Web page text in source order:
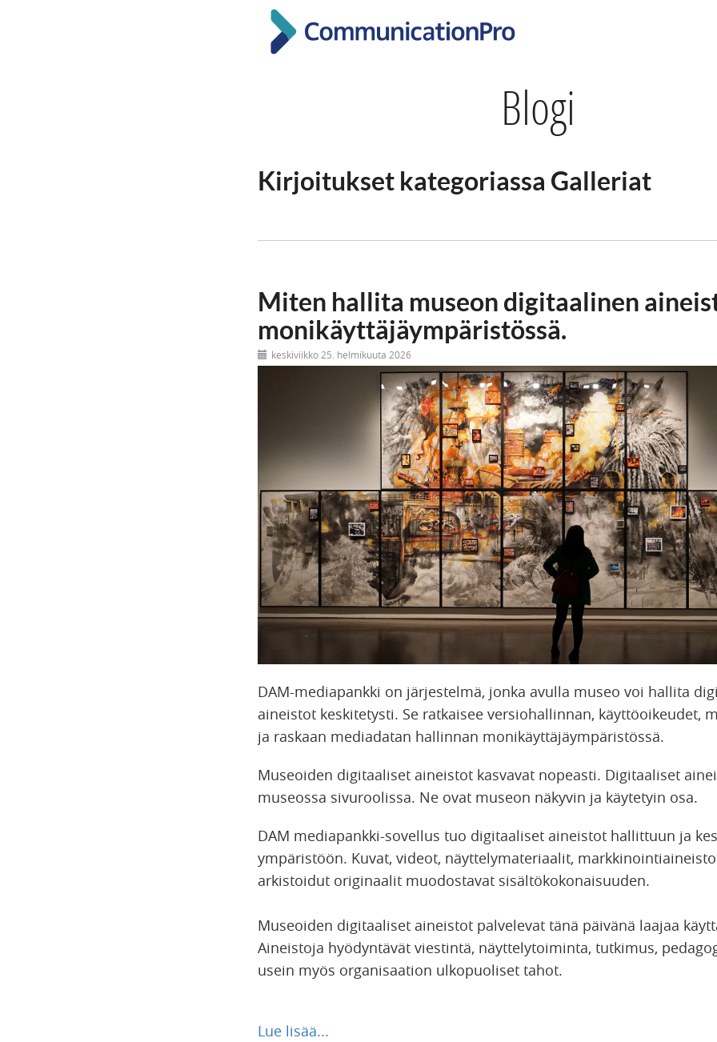
Blogi
Kirjoitukset kategoriassa Galleriat
Miten hallita museon digitaalinen
monikäyttäjäympäristössä.
keskiviikko 25. helmikuuta 2026
DAM-mediapankki on järjestelmä, jonka avulla museo voi hallita
aineistot keskitetysti. Se ratkaisee versiohallinnan, käyttöoikeudet,
ja raskaan mediadatan hallinnan monikäyttäjäympäristössä.
Museoiden digitaaliset aineistot kasvavat nopeasti. Digitaaliset
museossa sivuroolissa. Ne ovat museon näkyvin ja käytetyin osa.
DAM mediapankki-sovellus tuo digitaaliset aineistot hallittuun ja
ympäristöön. Kuvat, videot, näyttelymateriaalit,
arkistoidut originaalit muodostavat sisältökokonaisuuden.
Museoiden digitaaliset aineistot palvelevat tänä päivänä laajaa
Aineistoja hyödyntävät viestintä, näyttelytoiminta, tutkimus,
usein myös organisaation ulkopuoliset tahot.
Lue lisää...